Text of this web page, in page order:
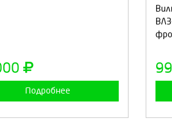
Подробнее